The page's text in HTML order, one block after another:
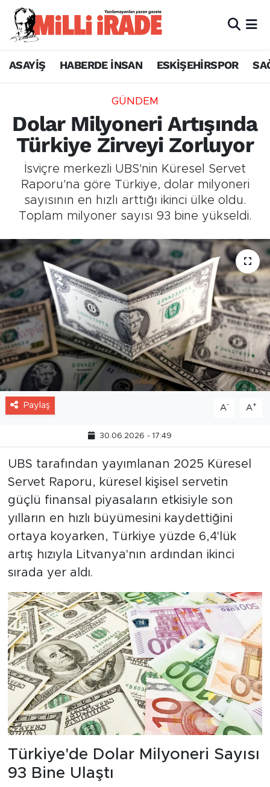
ASAYİŞ HABERDE İNSAN ESKİŞEHİRSPOR
GÜNDEM
Dolar Milyoneri Artışında
Türkiye Zirveyi Zorluyor
İsviçre merkezli UBS'nin Küresel Servet
Raporu'na göre Türkiye, dolar milyoneri
sayısının en hızlı arttığı ikinci ülke oldu.
Toplam milyoner sayısı 93 bine yükseldi.
Paylaş A- A+
30.06.2026 - 17:49
UBS tarafından yayımlanan 2025 Küresel
Servet Raporu, küresel kişisel servetin
güçlü finansal piyasaların etkisiyle son
yılların en hızlı büyümesini kaydettiğini
ortaya koyarken, Türkiye yüzde 6,4'lük
artış hızıyla Litvanya'nın ardından ikinci
sırada yer aldı.
Türkiye'de Dolar Milyoneri Sayısı
93 Bine Ulaştı